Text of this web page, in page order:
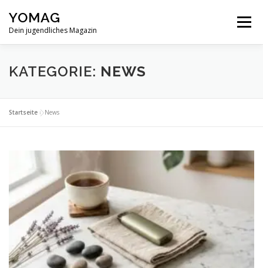
Inhalt
springen
YOMAG
Dein jugendliches Magazin
Menü
SPIRITUALITÄT ABOUT
KATEGORIE: NEWS
Startseite »News